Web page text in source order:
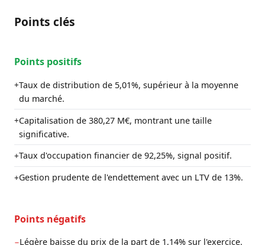
Points clés
Points positifs
+Taux de distribution de 5,01%, supérieur à la moyenne
du marché.
+Capitalisation de 380,27 M€, montrant une taille
significative.
+Taux d'occupation financier de 92,25%, signal positif.
+Gestion prudente de l'endettement avec un LTV de 13%.
Points négatifs
−Légère baisse du prix de la part de 1,14% sur l'exercice.